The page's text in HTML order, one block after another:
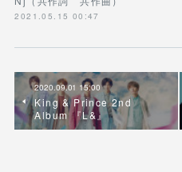
2021.05.15 00:47
2020.09.01 15:00
King & Prince 2nd
Album 『L&』